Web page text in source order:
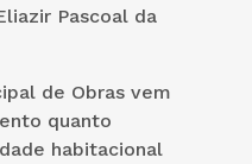
Pascoal da
de Obras vem
quanto
habitacional